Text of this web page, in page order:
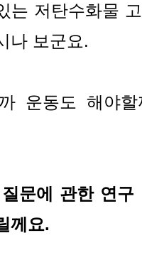
는 저탄수화물
나 보군요.
운동도 해야
문에 관한 연구
께요.